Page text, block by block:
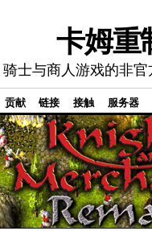
卡姆重
骑士与商人游戏的非
贡献 链接 接触 服务器